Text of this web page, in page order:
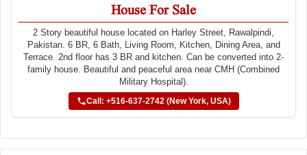
House For Sale
2 Story beautiful house located on Harley Street, Rawalpindi,
Pakistan. 6 BR, 6 Bath, Living Room, Kitchen, Dining Area, and
Terrace. 2nd floor has 3 BR and kitchen. Can be converted into 2-
family house. Beautiful and peaceful area near CMH (Combined
Military Hospital).
Call: +516-637-2742 (New York, USA)